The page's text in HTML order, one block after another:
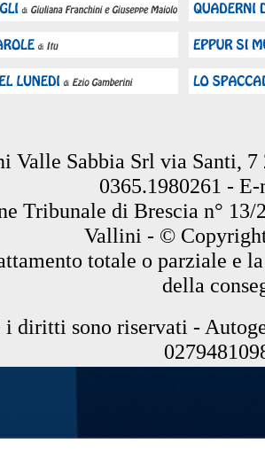
Valle Sabbia Srl via Santi, 7
0365.1980261 -
Tribunale di Brescia n°
Vallini - ©
totale o parziale e
della
diritti sono riservati -